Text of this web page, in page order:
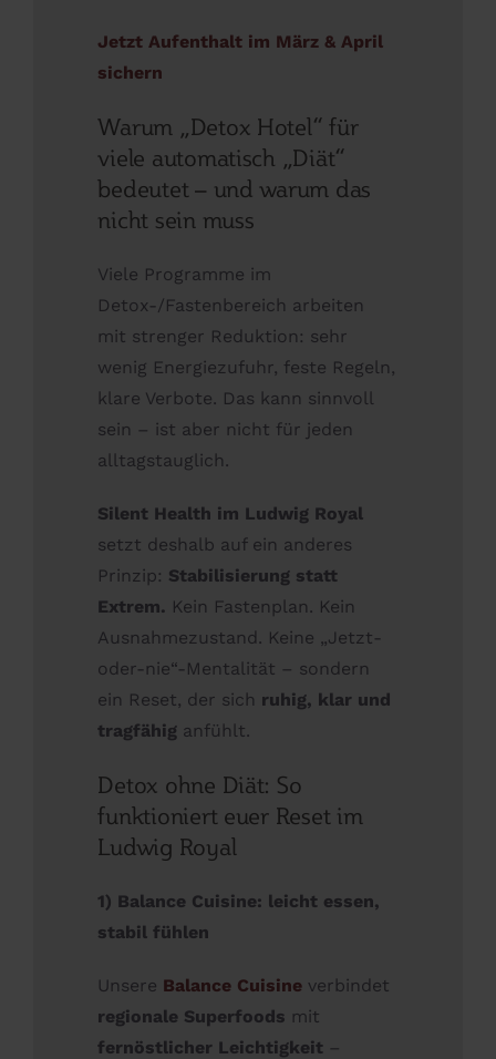
Jetzt Aufenthalt im März & April
sichern
Warum „Detox Hotel“ für
viele automatisch „Diät“
bedeutet – und warum das
nicht sein muss
Viele Programme im
Detox-/Fastenbereich arbeiten
mit strenger Reduktion: sehr
wenig Energiezufuhr, feste Regeln,
klare Verbote. Das kann sinnvoll
sein – ist aber nicht für jeden
alltagstauglich.
Silent Health im Ludwig Royal
setzt deshalb auf ein anderes
Prinzip: Stabilisierung statt
Extrem. Kein Fastenplan. Kein
Ausnahmezustand. Keine „Jetzt-
oder-nie“-Mentalität – sondern
ein Reset, der sich ruhig, klar und
tragfähig anfühlt.
Detox ohne Diät: So
funktioniert euer Reset im
Ludwig Royal
1) Balance Cuisine: leicht essen,
stabil fühlen
Unsere Balance Cuisine verbindet
regionale Superfoods mit
fernöstlicher Leichtigkeit –